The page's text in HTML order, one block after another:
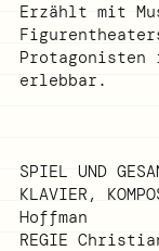
Erzählt mit
erlebbar.
SPIEL UND
KLAVIER,
Hoffman
REGIE